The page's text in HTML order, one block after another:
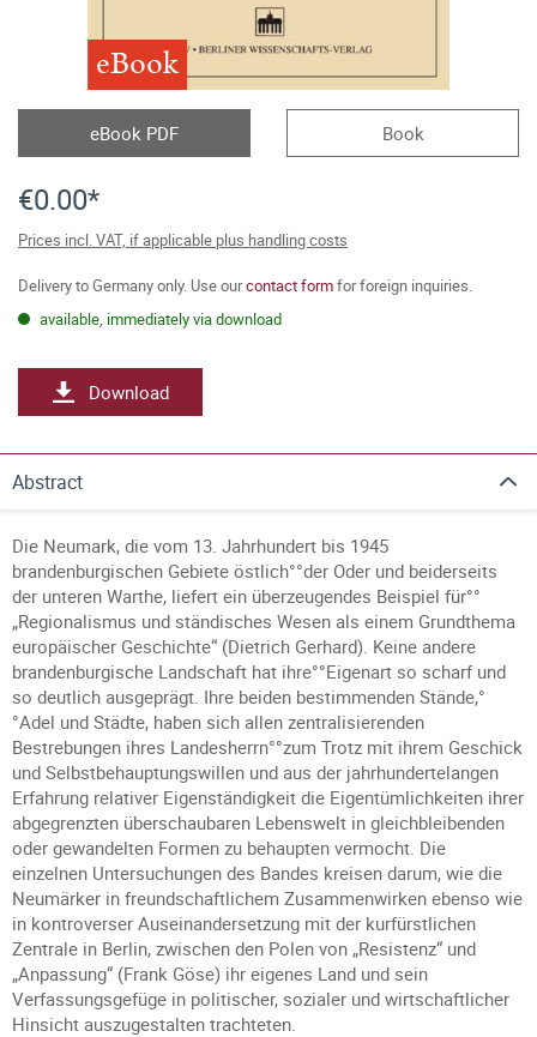
eBook
eBook PDF Book
€0.00*
Prices incl. VAT, if applicable plus handling costs
Delivery to Germany only. Use ourcontact formfor foreign inquiries.
available, immediately via download
Download
Abstract
Die Neumark, die vom 13. Jahrhundert bis 1945
brandenburgischen Gebiete östlich°°der Oder und beiderseits
der unteren Warthe, liefert ein überzeugendes Beispiel für°°
„Regionalismus und ständisches Wesen als einem Grundthema
europäischer Geschichte“ (Dietrich Gerhard). Keine andere
brandenburgische Landschaft hat ihre°°Eigenart so scharf und
so deutlich ausgeprägt. Ihre beiden bestimmenden Stände,°
°Adel und Städte, haben sich allen zentralisierenden
Bestrebungen ihres Landesherrn°°zum Trotz mit ihrem Geschick
und Selbstbehauptungswillen und aus der jahrhundertelangen
Erfahrung relativer Eigenständigkeit die Eigentümlichkeiten ihrer
abgegrenzten überschaubaren Lebenswelt in gleichbleibenden
oder gewandelten Formen zu behaupten vermocht. Die
einzelnen Untersuchungen des Bandes kreisen darum, wie die
Neumärker in freundschaftlichem Zusammenwirken ebenso wie
in kontroverser Auseinandersetzung mit der kurfürstlichen
Zentrale in Berlin, zwischen den Polen von „Resistenz“ und
„Anpassung“ (Frank Göse) ihr eigenes Land und sein
Verfassungsgefüge in politischer, sozialer und wirtschaftlicher
Hinsicht auszugestalten trachteten.